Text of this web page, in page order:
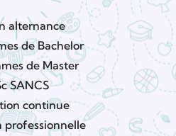
alternance
de Bachelor
de Master
SANCS
continue
professionnelle